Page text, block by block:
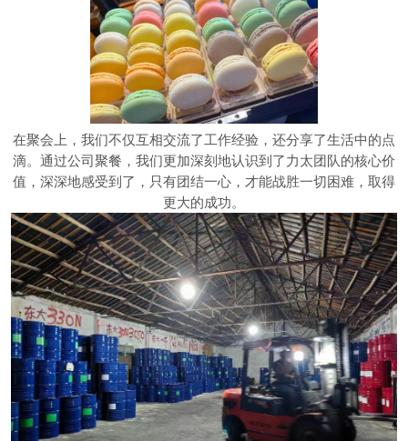
在聚会上，我们不仅互相交流了工作经验，还分享了生活中的点
滴。通过公司聚餐，我们更加深刻地认识到了力太团队的核心价
值，深深地感受到了，只有团结一心，才能战胜一切困难，取得
更大的成功。